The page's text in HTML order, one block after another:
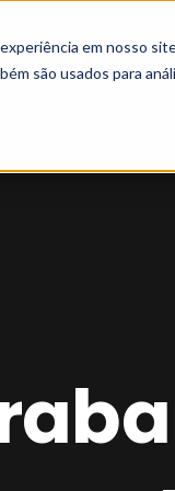
em nosso
são usados para